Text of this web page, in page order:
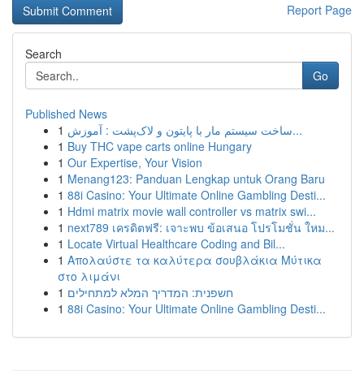
Report Page
Search
Go
Published News
1
ساخت سیستم مار با پایتون و لاک‌پشت : آموزش...
1 Buy THC vape carts online Hungary
1 Our Expertise, Your Vision
1 Menang123: Panduan Lengkap untuk Orang Baru
1 88i Casino: Your Ultimate Online Gambling Desti...
1 Hdmi matrix movie wall controller vs matrix swi...
1 next789 เครดิตฟรี: เจาะพบ ข้อเสนอ โปรโมชั่น ใหม...
1 Locate Virtual Healthcare Coding and Bil...
1 Απολαύστε τα καλύτερα σουβλάκια Μύτικα
στο λιμάνι
1 חשפנית: המדריך המלא למתחילים
1 88i Casino: Your Ultimate Online Gambling Desti...